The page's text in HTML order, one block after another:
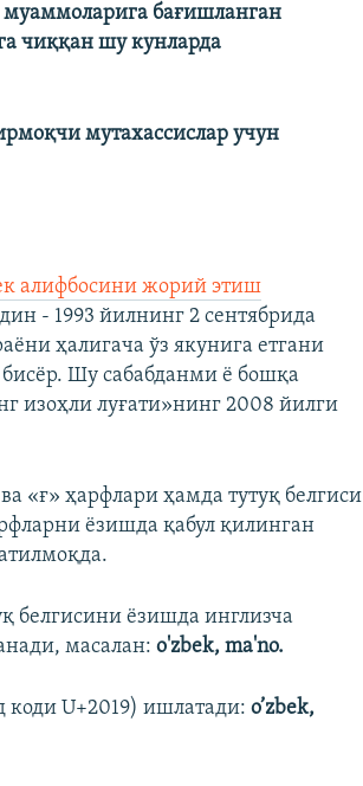
муаммоларига бағишланган
чиққан шу кунларда
мутахассислар учун
алифбосини жорий этиш
- 1993 йилнинг 2 сентябрида
ҳалигача ўз якунига етгани
Шу сабабданми ё бошқа
изоҳли луғати»нинг 2008 йилги
«ғ» ҳарфлари ҳамда тутуқ белгиси
ёзишда қабул қилинган
белгисини ёзишда инглизча
масалан:o'zbek, ma'no.
U+2019) ишлатади:o’zbek,